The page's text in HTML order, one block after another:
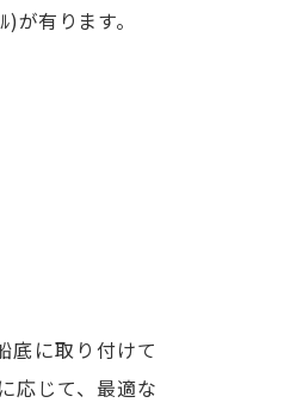
有ります。
底に取り付けて
応じて、最適な